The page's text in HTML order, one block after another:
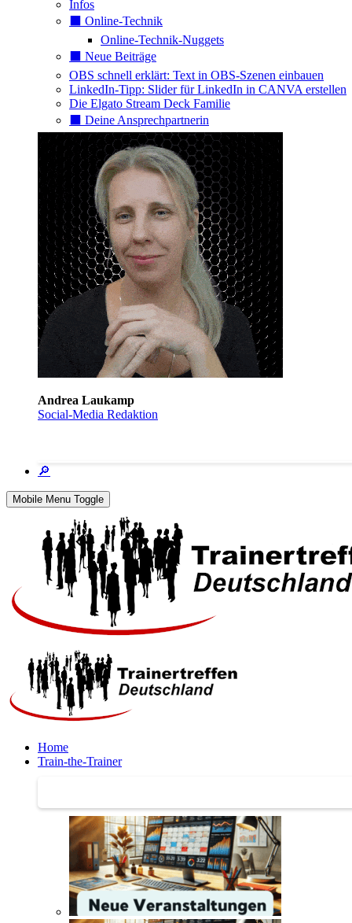
Infos
⬛️ Online-Technik
Online-Technik-Nuggets
⬛️ Neue Beiträge
OBS schnell erklärt: Text in OBS-Szenen einbauen
LinkedIn-Tipp: Slider für LinkedIn in CANVA erstellen
Die Elgato Stream Deck Familie
⬛️ Deine Ansprechpartnerin
Andrea Laukamp
Social-Media Redaktion
🔎
Mobile Menu Toggle
Home
Train-the-Trainer